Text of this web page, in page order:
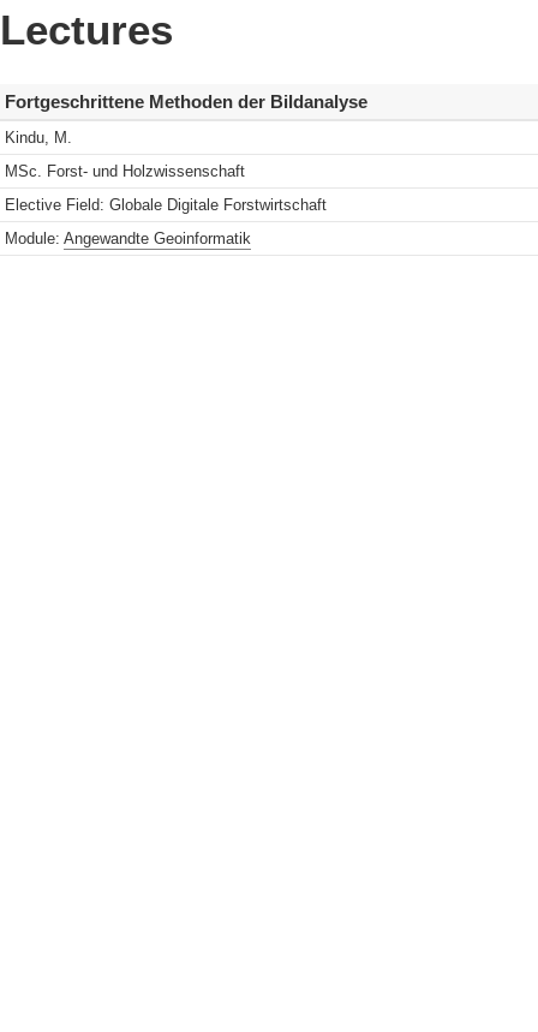
Lectures
Fortgeschrittene Methoden der Bildanalyse
Kindu, M.
MSc. Forst- und Holzwissenschaft
Elective Field: Globale Digitale Forstwirtschaft
Module: Angewandte Geoinformatik